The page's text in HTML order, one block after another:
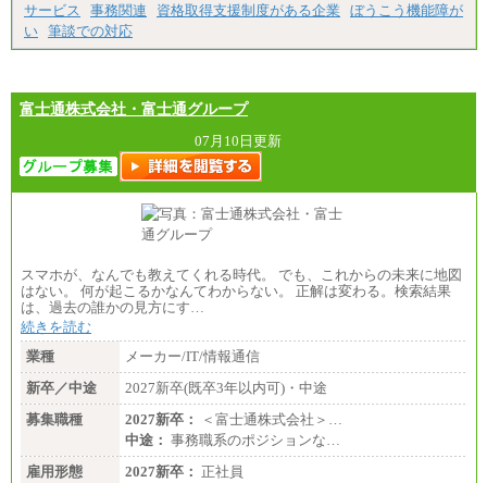
間に応じて、時間外手当等を支給。
エリアサポート職 月給188,000円
■（株）JTBグローバルマーケティング＆トラベル
訪日事業職 月給202,000～227,000円＋地域間調整
給
※詳細はJTBキャリアサイトよりご確認ください。
■(株)JTBビジネストランスフォーム
総合職 月給205,000～225,000円＋地域間調整給
エリア総合職 月給185,000円＋地域間調整給
■(株)JTBデータサービス ※2027年新卒募集終了
総合職 月給186,000～194,000円＋地域手当
※詳細はJTBキャリアサイトよりご確認ください。
■I&Jデジタルイノベーション(株)
総合職 月給224,500～242,600円＋地域手当
※詳細はJTBキャリアサイトよりご確認ください。
＜有期社員コース＞
■(株)JTBビジネストランスフォーム
有期契約職 月給185,000～195,000円
※詳細はJTBキャリアサイトよりご確認ください。
サービス
事務関連 資格取得支援制度がある企業
ぼうこう機能障が
い 筆談での対応
富士通株式会社・富士通グループ
07月10日更新
スマホが、なんでも教えてくれる時代。 でも、これからの未来に地図
はない。 何が起こるかなんてわからない。 正解は変わる。検索結果
は、過去の誰かの見方にす…
続きを読む
業種
メーカー/IT/情報通信
新卒／中途
2027新卒(既卒3年以内可)・中途
募集職種
2027新卒：
＜富士通株式会社＞…
中途： 事務職系のポジションな…
雇用形態
2027新卒： 正社員